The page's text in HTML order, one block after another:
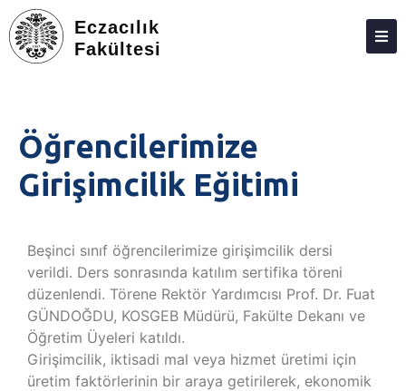
Eczacılık
Fakültesi
EĞITIM
ARAŞTIRMA
ETKINLIKLER
ÖDÜLLER
ECZACILIK FAKÜLTESI ANKETLERI
İLETIŞIM
Öğrencilerimize
Girişimcilik Eğitimi
Beşinci sınıf öğrencilerimize girişimcilik dersi
verildi. Ders sonrasında katılım sertifika töreni
düzenlendi. Törene Rektör Yardımcısı Prof. Dr. Fuat
GÜNDOĞDU, KOSGEB Müdürü, Fakülte Dekanı ve
Öğretim Üyeleri katıldı.
Girişimcilik, iktisadi mal veya hizmet üretimi için
üretim faktörlerinin bir araya getirilerek, ekonomik